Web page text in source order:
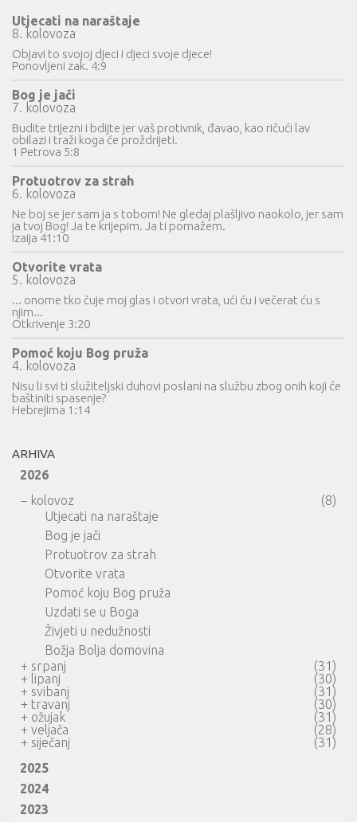
Utjecati na naraštaje
8. kolovoza
Objavi to svojoj djeci i djeci svoje djece!
Ponovljeni zak. 4:9
Bog je jači
7. kolovoza
Budite trijezni i bdijte jer vaš protivnik, đavao, kao ričući lav
obilazi i traži koga će proždrijeti.
1 Petrova 5:8
Protuotrov za strah
6. kolovoza
Ne boj se jer sam ja s tobom! Ne gledaj plašljivo naokolo, jer sam
ja tvoj Bog! Ja te krijepim. Ja ti pomažem.
Izaija 41:10
Otvorite vrata
5. kolovoza
... onome tko čuje moj glas i otvori vrata, ući ću i večerat ću s
njim...
Otkrivenje 3:20
Pomoć koju Bog pruža
4. kolovoza
Nisu li svi ti služiteljski duhovi poslani na službu zbog onih koji će
baštiniti spasenje?
Hebrejima 1:14
ARHIVA
2026
– kolovoz
(8)
Utjecati na naraštaje
Bog je jači
Protuotrov za strah
Otvorite vrata
Pomoć koju Bog pruža
Uzdati se u Boga
Živjeti u nedužnosti
Božja Bolja domovina
+ srpanj
(31)
+ lipanj
(30)
+ svibanj
(31)
+ travanj
(30)
+ ožujak
(31)
+ veljača
(28)
+ siječanj
(31)
2025
2024
2023